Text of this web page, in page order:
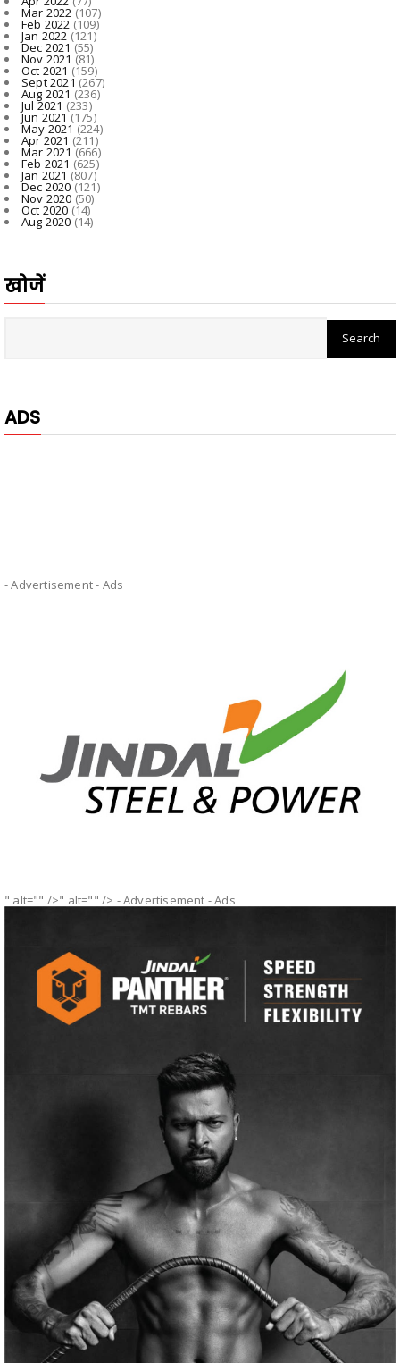
Mar 2022(107)
Feb 2022 (109)
Jan 2022 (121)
Dec 2021 (55)
Nov 2021 (81)
Oct 2021 (159)
Sept 2021 (267)
Aug 2021 (236)
Jul 2021 (233)
Jun 2021(175)
May 2021(224)
Apr 2021 (211)
Mar 2021 (666)
Feb 2021 (625)
Jan 2021 (807)
Dec 2020(121)
Nov 2020 (50)
Oct 2020 (14)
Aug 2020(14)
खोजें
ADS
- Advertisement - Ads
" alt="" />" alt="" /> - Advertisement -Ads